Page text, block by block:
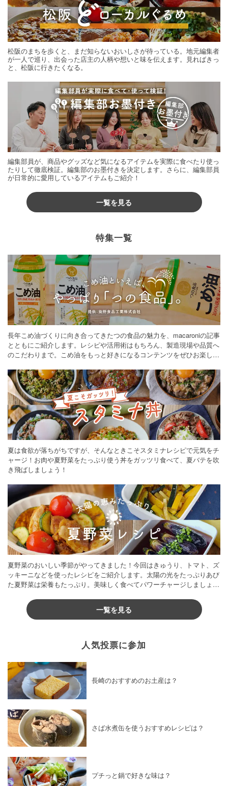
松阪のまちを歩くと、まだ知らないおいしさが待っている。地元編集者
が一人で巡り、出会った店主の人柄や想いと味を伝えます。見ればきっ
と、松阪に行きたくなる。
編集部員が、商品やグッズなど気になるアイテムを実際に食べたり使っ
たりして徹底検証。編集部のお墨付きを決定します。さらに、編集部員
が日常的に愛用しているアイテムもご紹介！
一覧を見る
特集一覧
長年こめ油づくりに向き合ってきたつの食品の魅力を、macaroniの記事
とともにご紹介します。レシピや活用術はもちろん、製造現場や品質へ
のこだわりまで。こめ油をもっと好きになるコンテンツをぜひお楽しみ
夏は食欲が落ちがちですが、そんなときこそスタミナレシピで元気をチ
ャージ！お肉や夏野菜をたっぷり使う丼をガッツリ食べて、夏バテを吹
き飛ばしましょう！
夏野菜のおいしい季節がやってきました！今回はきゅうり、トマト、ズ
ッキーニなどを使ったレシピをご紹介します。太陽の光をたっぷりあび
た夏野菜は栄養もたっぷり。美味しく食べてパワーチャージしましょう
一覧を見る
人気投票に参加
長崎のおすすめのお土産は？
さば水煮缶を使うおすすめレシピは？
プチっと鍋で好きな味は？